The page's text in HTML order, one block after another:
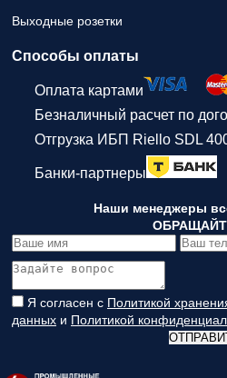
Выходные розетки
Способы оплаты
Оплата картами
Безналичный расчет по
Отгрузка ИБП Riello SDL
Банки-партнеры
Наши менеджеры
Я согласен с Политикой
данных и Политикой